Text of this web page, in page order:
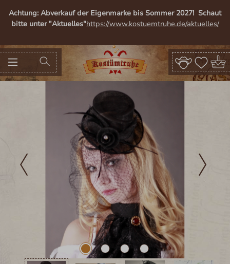
springen
Achtung: Abverkauf der Eigenmarke bis Sommer 2027! Schaut
bitte unter "Aktuelles"https://www.kostuemtruhe.de/aktuelles/